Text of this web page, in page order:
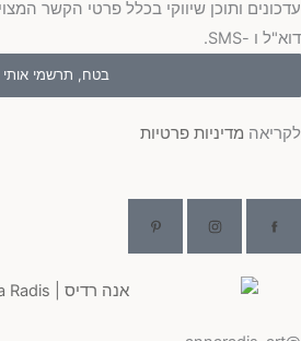
עדכונים ותוכן שיווקי בכלל פרטי הקשר
דוא"ל ו -SMS.
בטח, תרשמי אותי
לקריאה מדיניות פרטיות